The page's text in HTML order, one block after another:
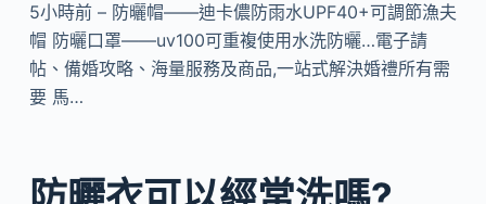
5小時前 – 防曬帽——迪卡儂防雨水UPF40+可調節漁夫
帽 防曬口罩——uv100可重複使用水洗防曬…電子請
帖、備婚攻略、海量服務及商品,一站式解決婚禮所有需
要 馬…